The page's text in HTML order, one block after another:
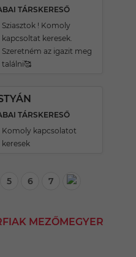
TÁRSKERESŐ
Sziasztok ! Komoly
kapcsoltat keresek.
Szeretném az igazit meg
találni🥰
TÁRSKERESŐ
Komoly kapcsolatot
keresek
5 6 7
MEZŐMEGYER